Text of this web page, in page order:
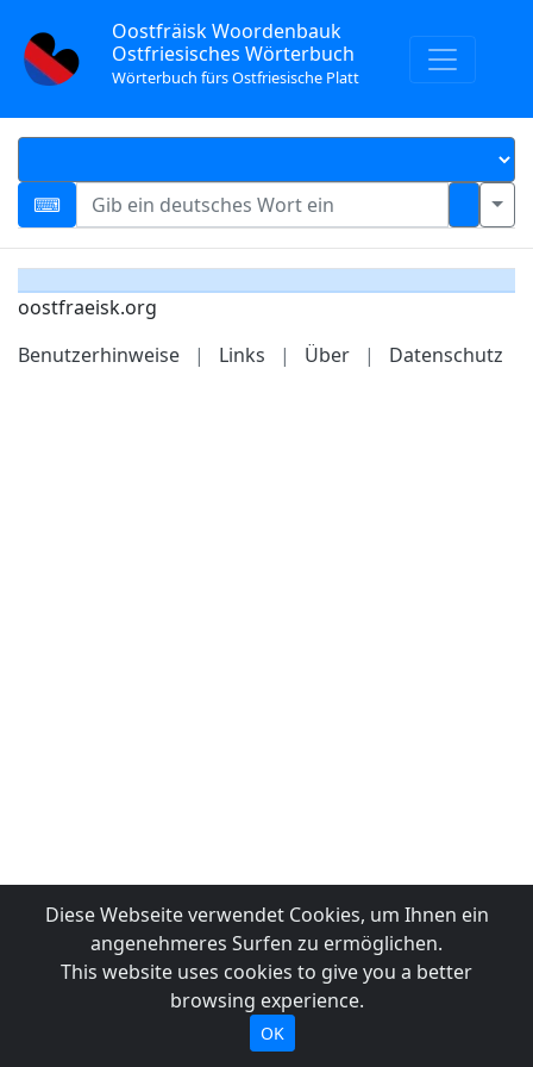
Oostfräisk Woordenbauk
Ostfriesisches Wörterbuch
Wörterbuch fürs Ostfriesische Platt
oostfraeisk.org
Benutzerhinweise
| Links | Über | Datenschutz
Diese Webseite verwendet Cookies, um Ihnen ein
angenehmeres Surfen zu ermöglichen.
This website uses cookies to give you a better
browsing experience.
OK